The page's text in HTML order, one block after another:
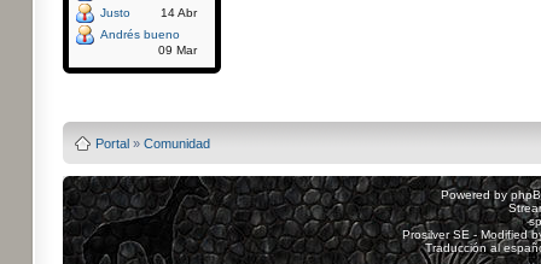
Justo
14 Abr
Andrés bueno
09 Mar
Portal» Comunidad
Powered by
Prosilver SE - Modified
Traducción al